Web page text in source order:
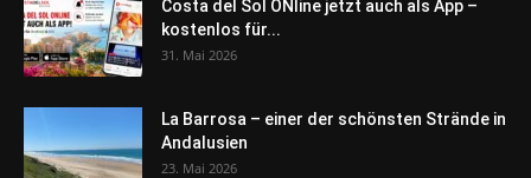
Costa del Sol ONline jetzt auch als App –
kostenlos für...
31. Mai 2026
La Barrosa – einer der schönsten Strände in
Andalusien
23. Mai 2026